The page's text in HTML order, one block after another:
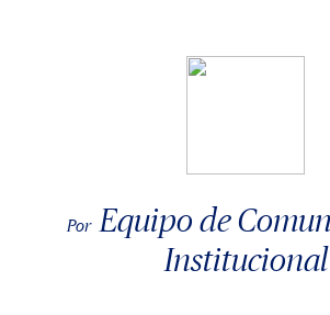
Por Equipo de
Institucional